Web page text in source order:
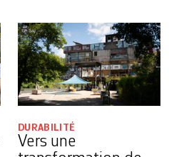
DURABILITÉ
Vers une